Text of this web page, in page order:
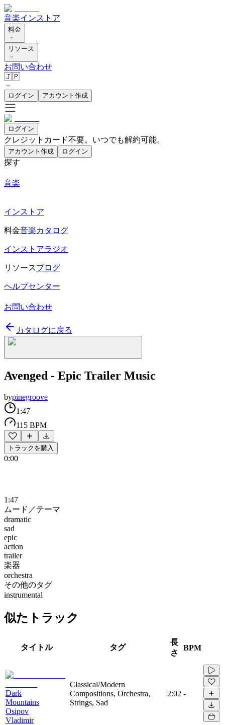
音楽インストア
料金
リソース
お問い合わせ
🇯🇵
ログイン アカウント作成
ログイン
クレジットカード不要。いつでも解約可能。
アカウント作成 ログイン
探す
音楽
インストア
料金音楽カタログ
インストアラジオ
リソースブログ
ヘルプセンター
お問い合わせ
カタログに戻る
Avenged - Epic Trailer Music
bypinegroove
1:47
115 BPM
トラックを購入
0:00
1:47
ムード／テーマ
dramatic
sad
epic
action
trailer
楽器
orchestra
その他のタグ
instrumental
似たトラック
タイトル タグ
長
さ
BPM
Dark
Mountains
Osipov
Vladimir
Classical/Modern
Compositions, Orchestra,
Strings, Sad
2:02 -